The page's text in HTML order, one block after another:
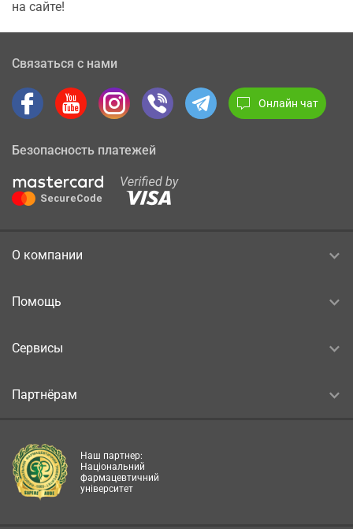
на сайте!
Связаться с нами
Онлайн чат
Безопасность платежей
О компании
Помощь
Сервисы
Партнёрам
Наш партнер:
Національний
фармацевтичний
університет